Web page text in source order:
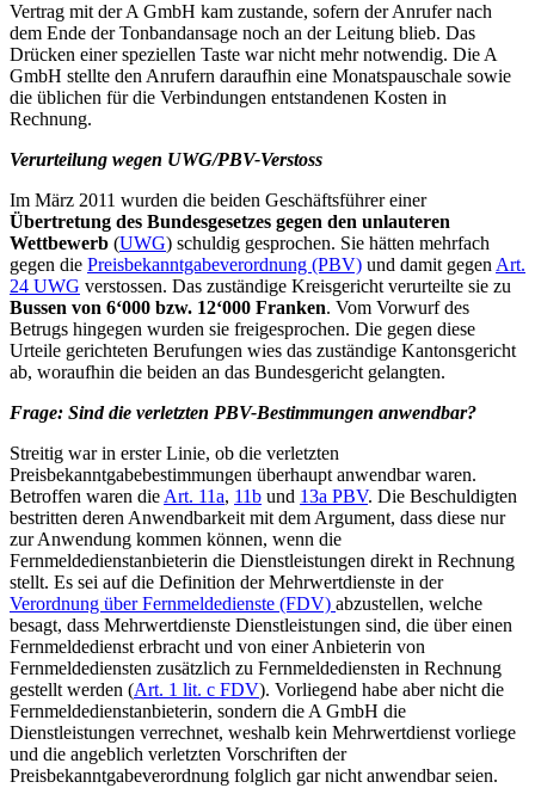
Vertrag mit der A GmbH kam zustande, sofern der Anrufer nach
dem Ende der Tonbandansage noch an der Leitung blieb. Das
Drücken einer speziellen Taste war nicht mehr notwendig. Die A
GmbH stellte den Anrufern daraufhin eine Monatspauschale sowie
die üblichen für die Verbindungen entstandenen Kosten in
Rechnung.
Verurteilung wegen UWG/PBV-Verstoss
Im März 2011 wurden die beiden Geschäftsführer einer
Übertretung des Bundesgesetzes gegen den unlauteren
Wettbewerb (UWG) schuldig gesprochen. Sie hätten mehrfach
gegen die Preisbekanntgabeverordnung (PBV) und damit gegen Art.
24 UWG verstossen. Das zuständige Kreisgericht verurteilte sie zu
Bussen von 6‘000 bzw. 12‘000 Franken. Vom Vorwurf des
Betrugs hingegen wurden sie freigesprochen. Die gegen diese
Urteile gerichteten Berufungen wies das zuständige Kantonsgericht
ab, woraufhin die beiden an das Bundesgericht gelangten.
Frage: Sind die verletzten PBV-Bestimmungen anwendbar?
Streitig war in erster Linie, ob die verletzten
Preisbekanntgabebestimmungen überhaupt anwendbar waren.
Betroffen waren die Art. 11a, 11b und 13a PBV. Die Beschuldigten
bestritten deren Anwendbarkeit mit dem Argument, dass diese nur
zur Anwendung kommen können, wenn die
Fernmeldedienstanbieterin die Dienstleistungen direkt in Rechnung
stellt. Es sei auf die Definition der Mehrwertdienste in der
Verordnung über Fernmeldedienste (FDV) abzustellen, welche
besagt, dass Mehrwertdienste Dienstleistungen sind, die über einen
Fernmeldedienst erbracht und von einer Anbieterin von
Fernmeldediensten zusätzlich zu Fernmeldediensten in Rechnung
gestellt werden (Art. 1 lit. c FDV). Vorliegend habe aber nicht die
Fernmeldedienstanbieterin, sondern die A GmbH die
Dienstleistungen verrechnet, weshalb kein Mehrwertdienst vorliege
und die angeblich verletzten Vorschriften der
Preisbekanntgabeverordnung folglich gar nicht anwendbar seien.